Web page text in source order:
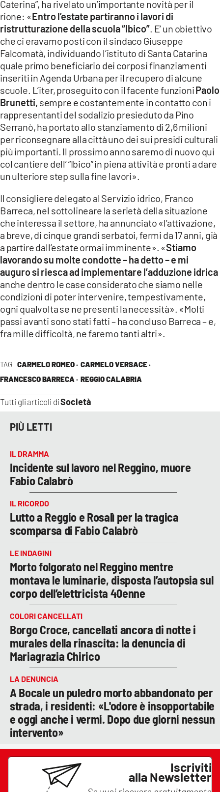
TAG CARMELO ROMEO · CARMELO VERSACE ·
FRANCESCO BARRECA · REGGIO CALABRIA
Tutti gli articoli diSocietà
Caterina”, ha rivelato un’importante novità per il
rione: «Entro l’estate partiranno i lavori di
ristrutturazione della scuola “Ibico” . E’ un obiettivo
che ci eravamo posti con il sindaco Giuseppe
Falcomatà, individuando l’istituto di Santa Catarina
quale primo beneficiario dei corposi finanziamenti
inseriti in Agenda Urbana per il recupero di alcune
scuole. L’iter, proseguito con il facente funzioniPaolo
Brunetti, sempre e costantemente in contatto con i
rappresentanti del sodalizio presieduto da Pino
Serranò, ha portato allo stanziamento di 2,6 milioni
per riconsegnare alla città uno dei sui presidi culturali
più importanti. Il prossimo anno saremo di nuovo qui
col cantiere dell’ “Ibico” in piena attività e pronti a dare
un ulteriore step sulla fine lavori».
Il consigliere delegato al Servizio idrico, Franco
Barreca, nel sottolineare la serietà della situazione
che interessa il settore, ha annunciato «l’attivazione,
a breve, di cinque grandi serbatoi, fermi da 17 anni, già
a partire dall’estate ormai imminente». «Stiamo
lavorando su molte condotte – ha detto – e mi
auguro si riesca ad implementare l’adduzione idrica
anche dentro le case considerato che siamo nelle
condizioni di poter intervenire, tempestivamente,
ogni qualvolta se ne presenti la necessità». «Molti
passi avanti sono stati fatti – ha concluso Barreca – e,
fra mille difficoltà, ne faremo tanti altri».
PIÙ LETTI
IL DRAMMA
Incidente sul lavoro nel Reggino, muore
Fabio Calabrò
IL RICORDO
Lutto a Reggio e Rosalì per la tragica
scomparsa di Fabio Calabrò
LE INDAGINI
Morto folgorato nel Reggino mentre
montava le luminarie, disposta l’autopsia sul
corpo dell’elettricista 40enne
COLORI CANCELLATI
Borgo Croce, cancellati ancora di notte i
murales della rinascita: la denuncia di
Mariagrazia Chirico
LA DENUNCIA
A Bocale un puledro morto abbandonato per
strada, i residenti: «L'odore è insopportabile
e oggi anche i vermi. Dopo due giorni nessun
intervento»
Iscriviti
alla Newsletter